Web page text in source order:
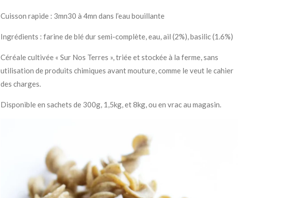
Cuisson rapide : 3mn30 à 4mn dans l’eau bouillante
Ingrédients : farine de blé dur semi-complète, eau, ail (2%), basilic (1.6%)
Céréale cultivée « Sur Nos Terres », triée et stockée à la ferme, sans
utilisation de produits chimiques avant mouture, comme le veut le cahier
des charges.
Disponible en sachets de 300g, 1,5kg, et 8kg, ou en vrac au magasin.